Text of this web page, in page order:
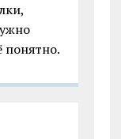
понятно.